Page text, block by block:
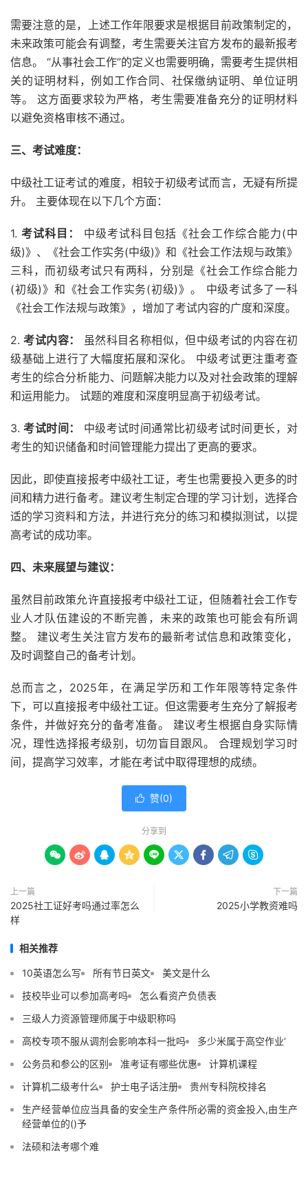
需要注意的是，上述工作年限要求是根据目前政策制定的，
未来政策可能会有调整，考生需要关注官方发布的最新报考
信息。 “从事社会工作”的定义也需要明确，需要考生提供相
关的证明材料，例如工作合同、社保缴纳证明、单位证明
等。 这方面要求较为严格，考生需要准备充分的证明材料
以避免资格审核不通过。
三、考试难度：
中级社工证考试的难度，相较于初级考试而言，无疑有所提
升。 主要体现在以下几个方面：
1. 考试科目：
中级考试科目包括《社会工作综合能力(中
级)》、《社会工作实务(中级)》和《社会工作法规与政策》
三科，而初级考试只有两科，分别是《社会工作综合能力
(初级)》和《社会工作实务(初级)》。 中级考试多了一科
《社会工作法规与政策》，增加了考试内容的广度和深度。
2.考试内容：
虽然科目名称相似，但中级考试的内容在初
级基础上进行了大幅度拓展和深化。 中级考试更注重考查
考生的综合分析能力、问题解决能力以及对社会政策的理解
和运用能力。 试题的难度和深度明显高于初级考试。
3.考试时间：
中级考试时间通常比初级考试时间更长，对
考生的知识储备和时间管理能力提出了更高的要求。
因此，即使直接报考中级社工证，考生也需要投入更多的时
间和精力进行备考。建议考生制定合理的学习计划，选择合
适的学习资料和方法，并进行充分的练习和模拟测试，以提
高考试的成功率。
四、未来展望与建议：
虽然目前政策允许直接报考中级社工证，但随着社会工作专
业人才队伍建设的不断完善，未来的政策也可能会有所调
整。 建议考生关注官方发布的最新考试信息和政策变化，
及时调整自己的备考计划。
总而言之，2025年，在满足学历和工作年限等特定条件
下，可以直接报考中级社工证。但这需要考生充分了解报考
条件，并做好充分的备考准备。 建议考生根据自身实际情
况，理性选择报考级别，切勿盲目跟风。 合理规划学习时
间，提高学习效率，才能在考试中取得理想的成绩。
 赞(0)
分享到
        
上一篇
2025社工证好考吗通过率怎么
样
下一篇
2025小学教资难吗
相关推荐
10英语怎么写 所有节日英文
美文是什么
技校毕业可以参加高考吗
怎么看资产负债表
三级人力资源管理师属于中级职称吗
高校专项不服从调剂会影响本科一批吗
多少米属于高空作业‘
公务员和参公的区别
准考证有哪些优惠
计算机课程
计算机二级考什么
护士电子话注册
贵州专科院校排名
生产经营单位应当具备的安全生产条件所必需的资金投入,由生产
经营单位的()予
法硕和法考哪个难